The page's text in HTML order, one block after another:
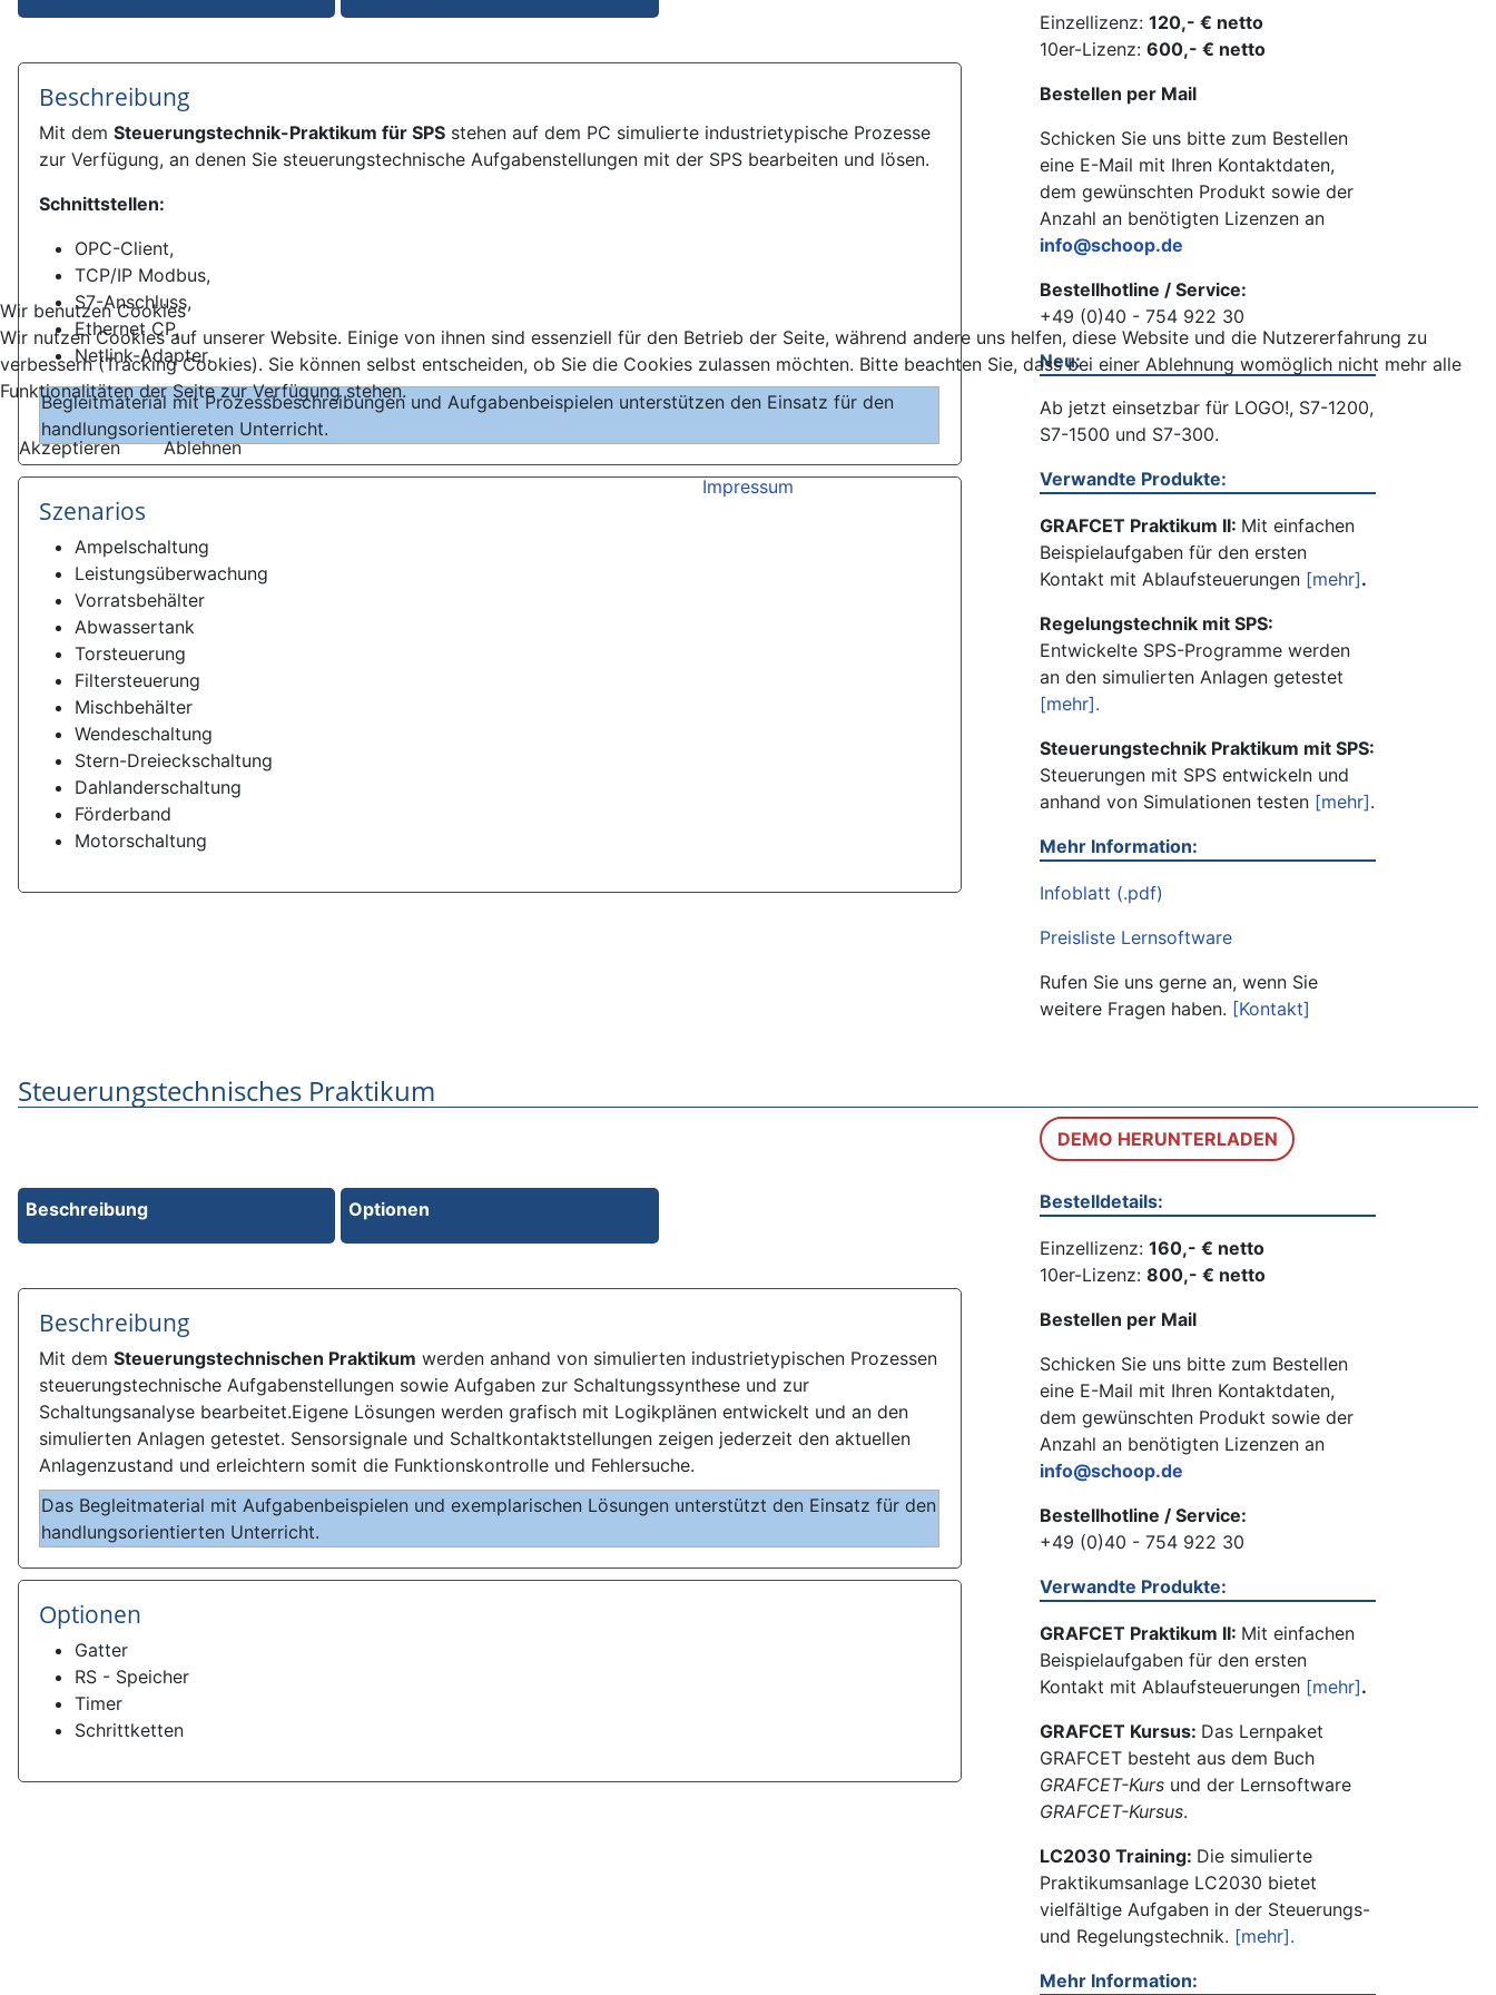
Beschreibung
Mit dem Steuerungstechnik-Praktikum für SPSstehen auf dem PC simulierte industrietypische Prozesse
zur Verfügung, an denen Sie steuerungstechnische Aufgabenstellungen mit der SPS bearbeiten und lösen.
Schnittstellen:
OPC-Client,
TCP/IP Modbus,
S7-Anschluss,
Ethernet CP,
Netlink-Adapter.
Begleitmaterial mit Prozessbeschreibungen und Aufgabenbeispielen unterstützen den Einsatz für den
handlungsorientiereten Unterricht.
Szenarios
Ampelschaltung
Leistungsüberwachung
Vorratsbehälter
Abwassertank
Torsteuerung
Filtersteuerung
Mischbehälter
Wendeschaltung
Stern-Dreieckschaltung
Dahlanderschaltung
Förderband
Motorschaltung
Einzellizenz:120,- € netto
10er-Lizenz:600,- € netto
Bestellen per Mail
Schicken Sie uns bitte zum Bestellen
eine E-Mail mit Ihren Kontaktdaten,
dem gewünschten Produkt sowie der
Anzahl an benötigten Lizenzen an
info@schoop.de
Bestellhotline / Service:
+49 (0)40 - 754 922 30
Neu:
Ab jetzt einsetzbar für LOGO!, S7-1200,
S7-1500 und S7-300.
Verwandte Produkte:
GRAFCET Praktikum II: Mit einfachen
Beispielaufgaben für den ersten
Kontakt mit Ablaufsteuerungen [mehr].
Regelungstechnik mit SPS:
Entwickelte SPS-Programme werden
an den simulierten Anlagen getestet
[mehr].
Steuerungstechnik Praktikum mit SPS:
Steuerungen mit SPS entwickeln und
anhand von Simulationen testen [mehr].
Mehr Information:
Infoblatt (.pdf)
Preisliste Lernsoftware
Rufen Sie uns gerne an, wenn Sie
weitere Fragen haben. [Kontakt]
Steuerungstechnisches Praktikum
Beschreibung Optionen
Beschreibung
Mit dem Steuerungstechnischen Praktikum werden anhand von simulierten industrietypischen Prozessen
steuerungstechnische Aufgabenstellungen sowie Aufgaben zur Schaltungssynthese und zur
Schaltungsanalyse bearbeitet.Eigene Lösungen werden grafisch mit Logikplänen entwickelt und an den
simulierten Anlagen getestet. Sensorsignale und Schaltkontaktstellungen zeigen jederzeit den aktuellen
Anlagenzustand und erleichtern somit die Funktionskontrolle und Fehlersuche.
Das Begleitmaterial mit Aufgabenbeispielen und exemplarischen Lösungen unterstützt den Einsatz für den
handlungsorientierten Unterricht.
Optionen
Gatter
RS - Speicher
Timer
Schrittketten
DEMO HERUNTERLADEN
Bestelldetails:
Einzellizenz:160,- € netto
10er-Lizenz:800,- € netto
Bestellen per Mail
Schicken Sie uns bitte zum Bestellen
eine E-Mail mit Ihren Kontaktdaten,
dem gewünschten Produkt sowie der
Anzahl an benötigten Lizenzen an
info@schoop.de
Bestellhotline / Service:
+49 (0)40 - 754 922 30
Verwandte Produkte:
GRAFCET Praktikum II: Mit einfachen
Beispielaufgaben für den ersten
Kontakt mit Ablaufsteuerungen [mehr].
GRAFCET Kursus: Das Lernpaket
GRAFCET besteht aus dem Buch
GRAFCET-Kurs und der Lernsoftware
GRAFCET-Kursus.
LC2030 Training: Die simulierte
Praktikumsanlage LC2030 bietet
vielfältige Aufgaben in der Steuerungs-
und Regelungstechnik. [mehr].
Mehr Information:
Wir benutzen Cookies
Wir nutzen Cookies auf unserer Website. Einige von ihnen sind essenziell für den Betrieb der Seite, während andere uns helfen, diese Website und die Nutzererfahrung zu
verbessern (Tracking Cookies). Sie können selbst entscheiden, ob Sie die Cookies zulassen möchten. Bitte beachten Sie, dass bei einer Ablehnung womöglich nicht mehr alle
Funktionalitäten der Seite zur Verfügung stehen.
Akzeptieren
Ablehnen
Impressum